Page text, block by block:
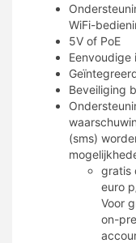
WiFi-
5V of PoE
Eenvoudige
Beveiliging
(sms)
gratis
euro
Voor
on-